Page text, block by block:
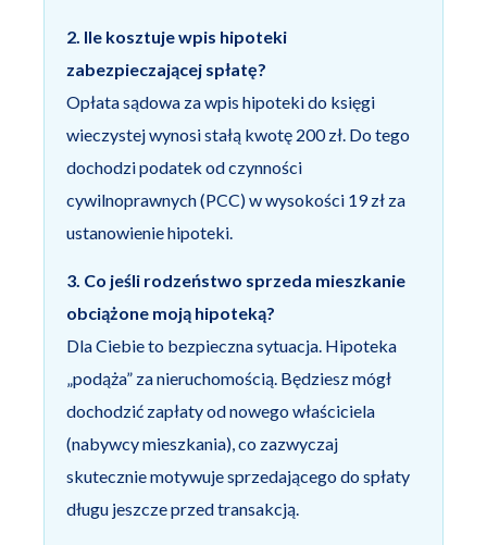
2. Ile kosztuje wpis hipoteki
zabezpieczającej spłatę?
Opłata sądowa za wpis hipoteki do księgi
wieczystej wynosi stałą kwotę 200 zł. Do tego
dochodzi podatek od czynności
cywilnoprawnych (PCC) w wysokości 19 zł za
ustanowienie hipoteki.
3. Co jeśli rodzeństwo sprzeda mieszkanie
obciążone moją hipoteką?
Dla Ciebie to bezpieczna sytuacja. Hipoteka
„podąża” za nieruchomością. Będziesz mógł
dochodzić zapłaty od nowego właściciela
(nabywcy mieszkania), co zazwyczaj
skutecznie motywuje sprzedającego do spłaty
długu jeszcze przed transakcją.